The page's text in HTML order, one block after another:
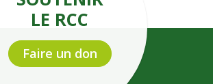
LE RCC
Faire un don